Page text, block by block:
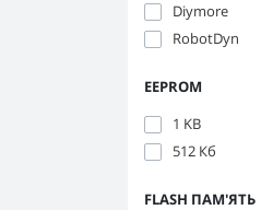
Diymore
RobotDyn
EEPROM
1 KB
512 Кб
FLASH ПАМ'ЯТЬ